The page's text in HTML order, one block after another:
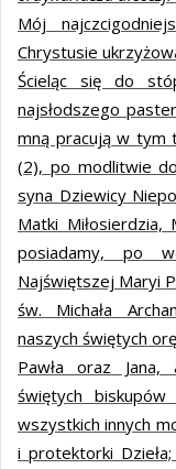
Mój
Chrystusie
Ścieląc się do
najsłodszego
mną pracują w tym
(2), po modlitwie
syna Dziewicy
Matki
posiadamy, po
Najświętszej Maryi
św. Michała
naszych świętych
Pawła oraz
świętych
wszystkich innych
i protektorki